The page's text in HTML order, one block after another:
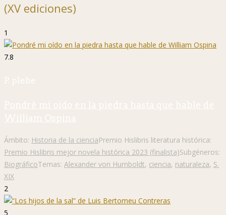
(XV ediciones)
1
7.8
P. plebe
Pondré mi oído en la piedra hasta que hable de
William Ospina
Ámbito: Historia de la cienciaPremio Hislibris literatura histórica:
Premio Hislibris mejor novela histórica 2023 (finalista)Subgéneros:
BiográficoTemas: Alexander von Humboldt, ciencia, naturaleza, S.
XIX
2
5